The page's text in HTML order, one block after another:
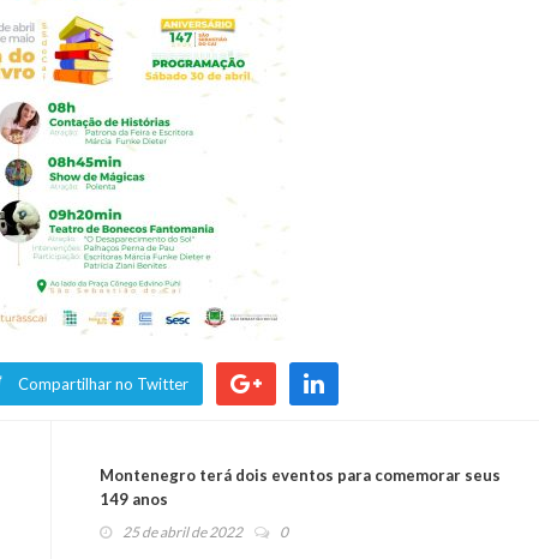
Compartilhar no Twitter
Montenegro terá dois eventos para comemorar seus
149 anos
25 de abril de 2022 0